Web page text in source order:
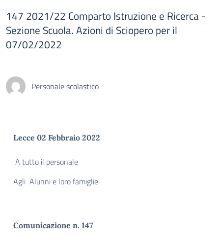
147 2021/22 Comparto Istruzione e Ricerca -
Sezione Scuola. Azioni di Sciopero per il
07/02/2022
Personale scolastico
Lecce 02 Febbraio 2022
A tutto il personale
Agli Alunni e loro famiglie
Comunicazione n. 147